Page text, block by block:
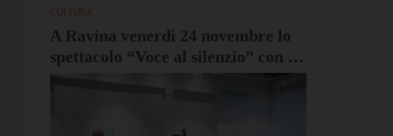
A Ravina venerdì 24 novembre lo
spettacolo “Voce al silenzio” con i
Barabàn